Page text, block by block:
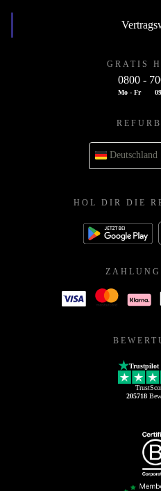
GRATIS
0800 -
Mo - Fr
Deutschland
HOL DIR DIE
Trustpilot
205718